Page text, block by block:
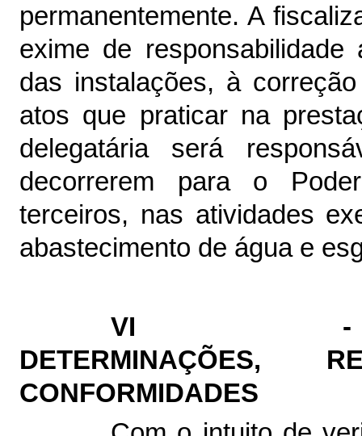
permanentemente. A
exime de
das instalações, à
atos que praticar na
delegatária será
decorrerem para o
terceiros, nas atividades
abastecimento de água e
VI -
DETERMINAÇÕES,
CONFORMIDADES